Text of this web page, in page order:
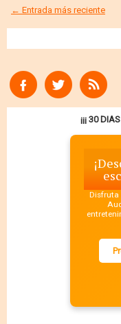
← Entrada más reciente
¡¡¡ 30
Disfruta